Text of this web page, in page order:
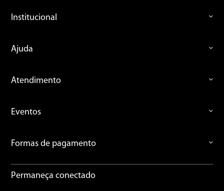
Institucional
Ajuda
Atendimento
Eventos
Formas de pagamento
Permaneça conectado